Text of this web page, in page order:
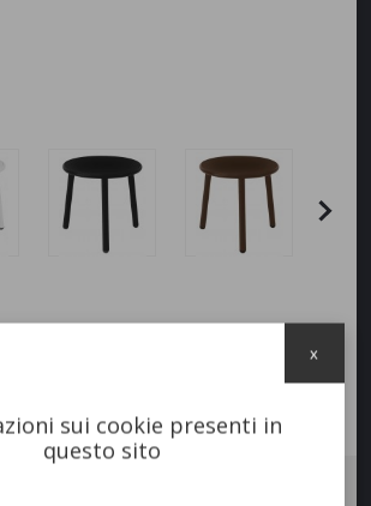
sui cookie presenti in
questo sito
x